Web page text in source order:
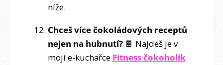
níže.
Chceš více čokoládových receptů
nejen na hubnutí?🍫 Najdeš je v
mojí e-kuchařce Fitness čokoholik